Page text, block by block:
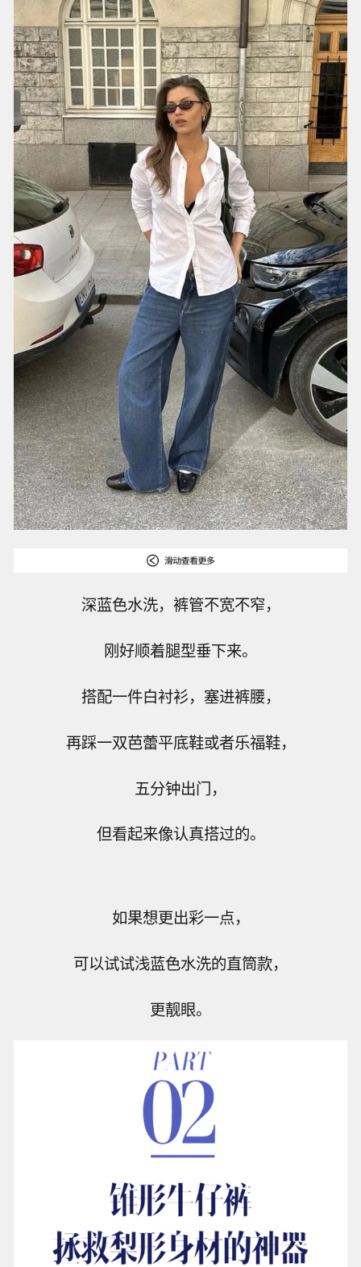
深蓝色水洗，裤管不宽不窄，
刚好顺着腿型垂下来。
搭配一件白衬衫，塞进裤腰，
再踩一双芭蕾平底鞋或者乐福鞋，
五分钟出门，
但看起来像认真搭过的。
如果想更出彩一点，
可以试试浅蓝色水洗的直筒款，
更靓眼。